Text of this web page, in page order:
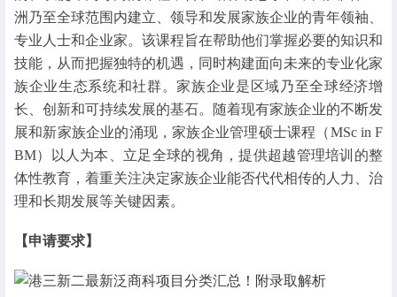
洲乃至全球范围内建立、领导和发展家族企业的青年领袖、
专业人士和企业家。该课程旨在帮助他们掌握必要的知识和
技能，从而把握独特的机遇，同时构建面向未来的专业化家
族企业生态系统和社群。家族企业是区域乃至全球经济增
长、创新和可持续发展的基石。随着现有家族企业的不断发
展和新家族企业的涌现，家族企业管理硕士课程（MSc in F
BM）以人为本、立足全球的视角，提供超越管理培训的整
体性教育，着重关注决定家族企业能否代代相传的人力、治
理和长期发展等关键因素。
【申请要求】